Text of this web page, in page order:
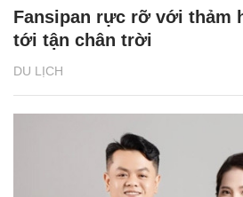
DU LỊCH
Fansipan rực rỡ với thảm
tới tận chân trời